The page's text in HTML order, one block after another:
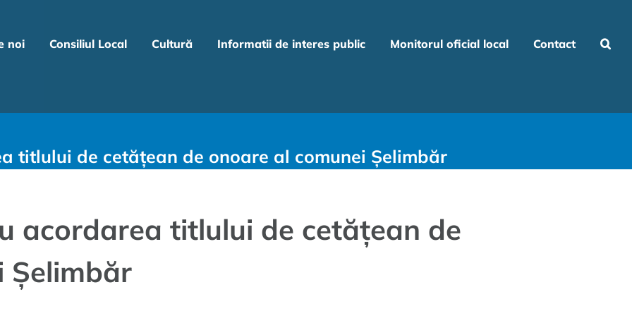
noi Consiliul Local Cultură Informatii de interes public Monitorul oficial local Contact
titlului de cetățean de onoare al comunei Șelimbăr
acordarea titlului de cetățean de
Șelimbăr